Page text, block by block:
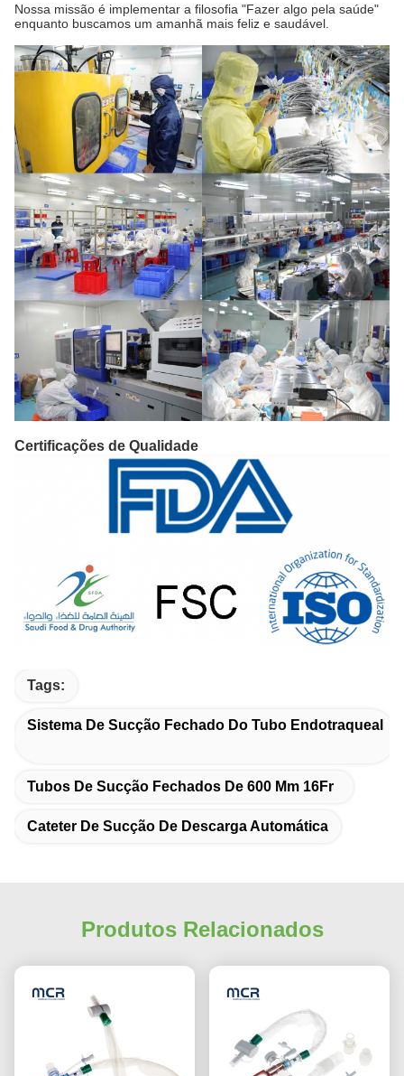
Nossa missão é implementar a filosofia "Fazer algo pela saúde"
enquanto buscamos um amanhã mais feliz e saudável.
Certificações de Qualidade
Tags:
Sistema De Sucção Fechado Do Tubo Endotraqueal
Tubos De Sucção Fechados De 600 Mm 16Fr
Cateter De Sucção De Descarga Automática
Produtos Relacionados